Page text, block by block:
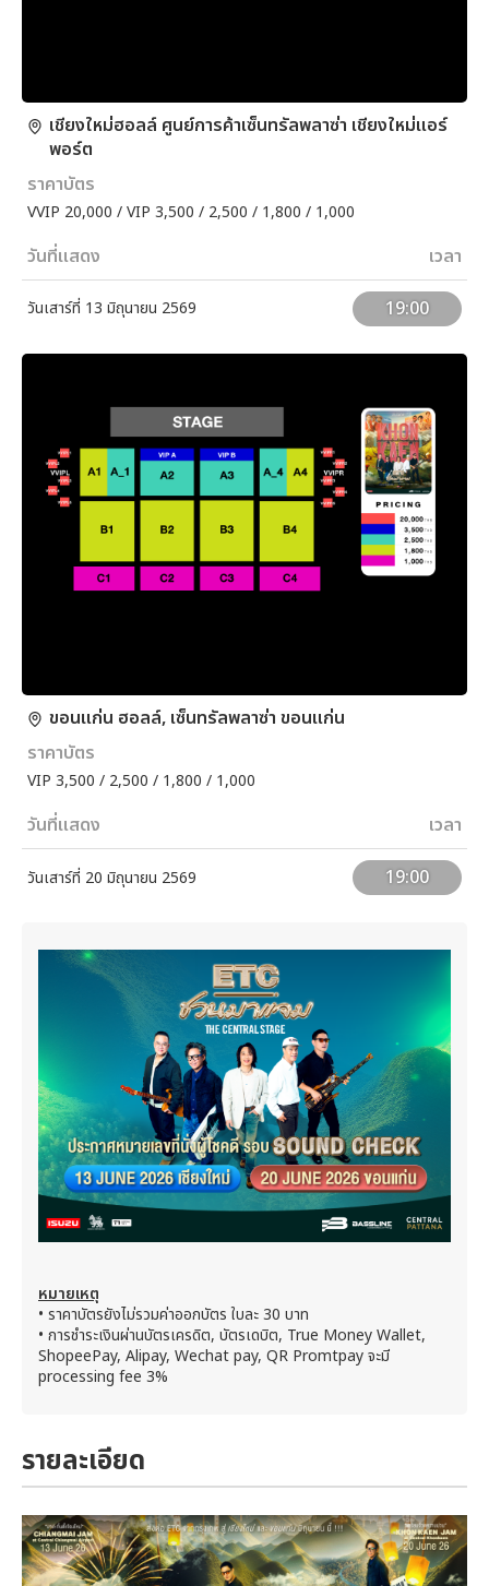
เชียงใหม่ฮอลล์ ศูนย์การค้าเซ็นทรัลพลาซ่า เชียงใหม่แอร์
พอร์ต
ราคาบัตร
VVIP 20,000 / VIP 3,500 / 2,500 / 1,800 / 1,000
วันที่แสดง เวลา
วันเสาร์ที่ 13 มิถุนายน 2569 19:00
ขอนแก่น ฮอลล์, เซ็นทรัลพลาซ่า ขอนแก่น
ราคาบัตร
VIP 3,500 / 2,500 / 1,800 / 1,000
วันที่แสดง เวลา
วันเสาร์ที่ 20 มิถุนายน 2569 19:00
หมายเหตุ
• ราคาบัตรยังไม่รวมค่าออกบัตร ใบละ 30 บาท
• การชำระเงินผ่านบัตรเครดิต, บัตรเดบิต, True Money Wallet,
ShopeePay, Alipay, Wechat pay, QR Promtpay จะมี
processing fee 3%
รายละเอียด